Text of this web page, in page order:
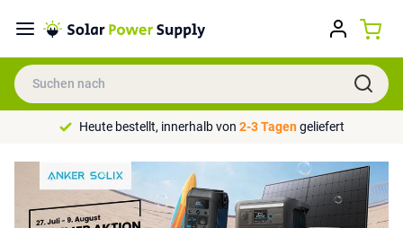
Heute bestellt, innerhalb von 2-3 Tagengeliefert